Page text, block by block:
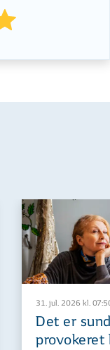
31. jul. 2026 kl.
Det er
provokeret